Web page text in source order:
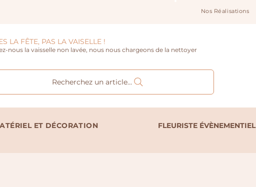
Nos Réalisations
LA FÊTE, PAS LA VAISELLE !
nous la vaisselle non lavée, nous nous chargeons de la nettoyer
Recherchez un article...
ET DÉCORATION FLEURISTE ÉVÈNEMENTIEL